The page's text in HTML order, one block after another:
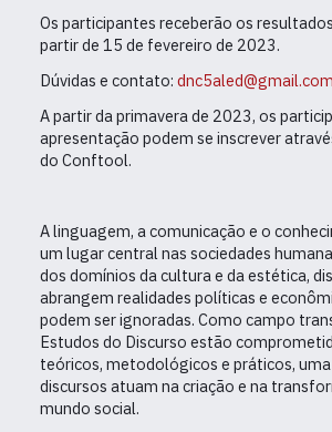
Os participantes receberão os
partir de 15 de fevereiro de 2023.
Dúvidas e contato: dnc5aled@gmail.com
A partir da primavera de 2023, os
apresentação podem se inscrever
do Conftool.
A linguagem, a comunicação e o
um lugar central nas sociedades
dos domínios da cultura e da estética,
abrangem realidades políticas e
podem ser ignoradas. Como campo
Estudos do Discurso estão
teóricos, metodológicos e práticos, uma
discursos atuam na criação e na
mundo social.